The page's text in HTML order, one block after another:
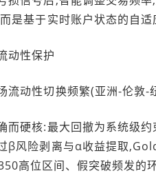
是基于实时账户状态的自适
动性保护
流动性切换频繁(亚洲-伦敦-
而硬核:最大回撤为系统级
β风险剥离与α收益提取
高位区间、假突破频发的